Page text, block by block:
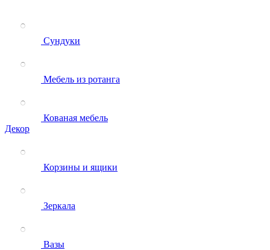
Сундуки
Мебель из ротанга
Кованая мебель
Декор
Корзины и ящики
Зеркала
Вазы